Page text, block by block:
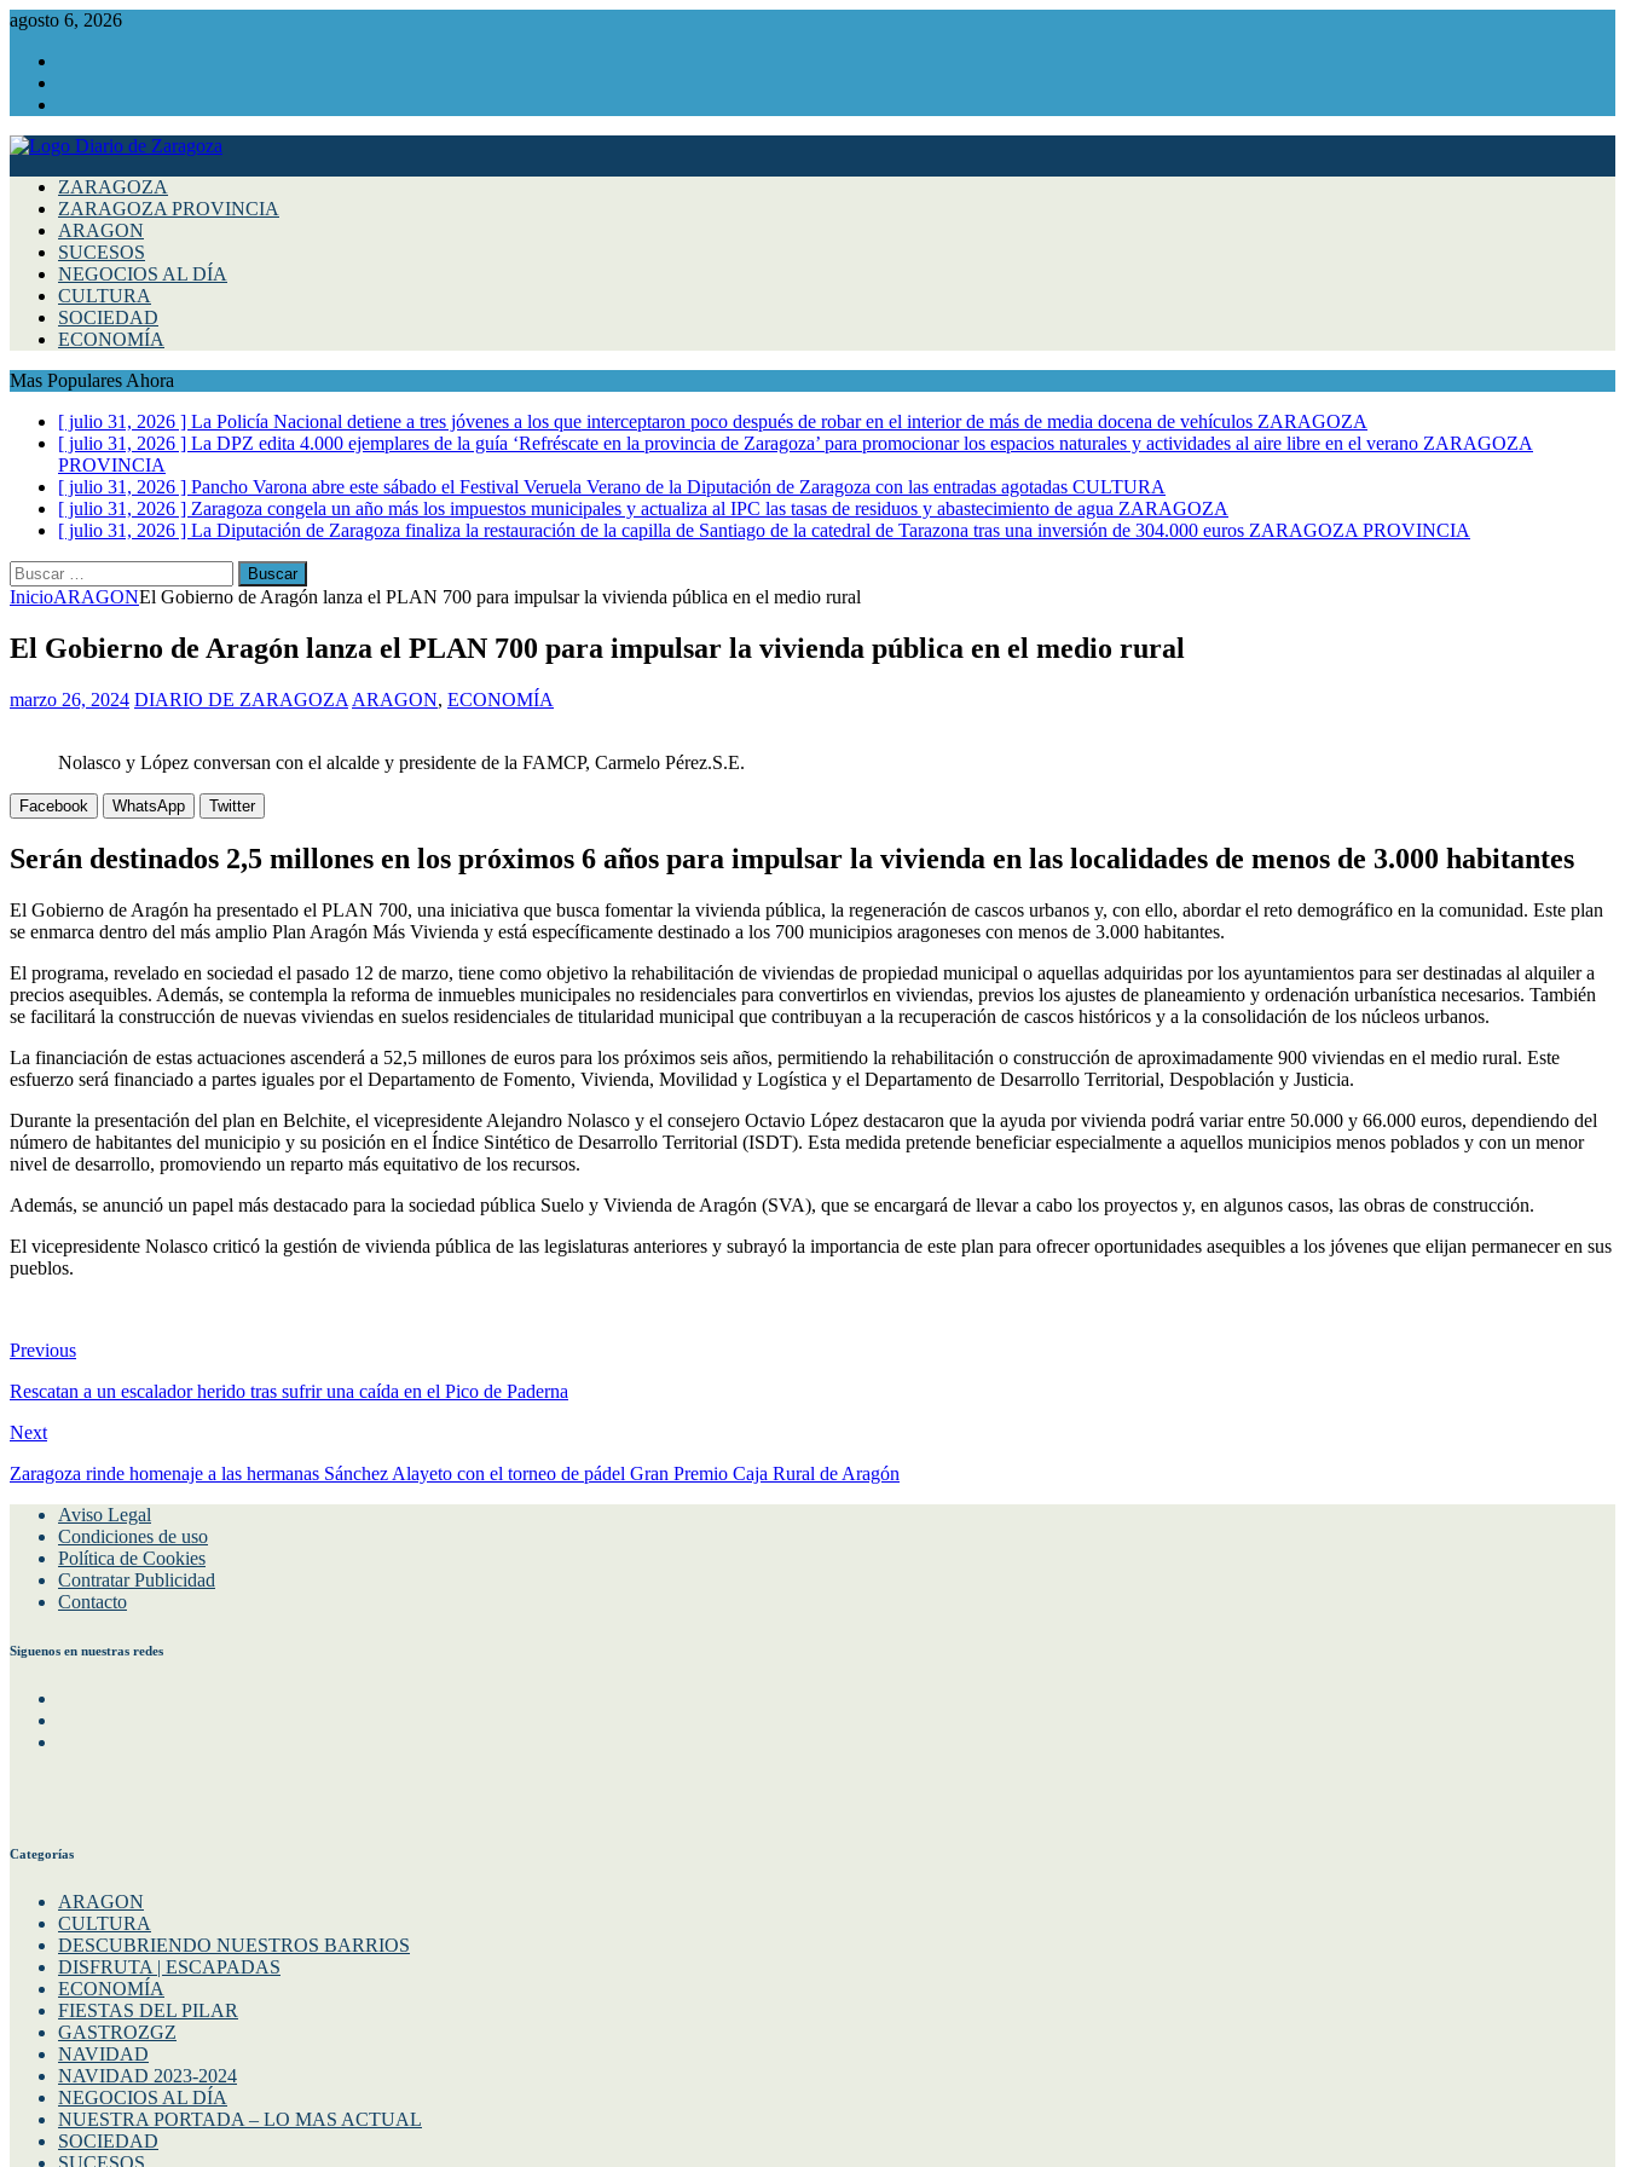
agosto 6, 2026
ZARAGOZA
ZARAGOZA PROVINCIA
ARAGON
SUCESOS
NEGOCIOS AL DÍA
CULTURA
SOCIEDAD
ECONOMÍA
Mas Populares Ahora
[ julio 31, 2026 ] La Policía Nacional detiene a tres jóvenes a los que interceptaron poco después de robar en el interior de más de media docena de vehículos ZARAGOZA
[ julio 31, 2026 ] La DPZ edita 4.000 ejemplares de la guía ‘Refréscate en la provincia de Zaragoza’ para promocionar los espacios naturales y actividades al aire libre en el verano ZARAGOZA
PROVINCIA
[ julio 31, 2026 ] Pancho Varona abre este sábado el Festival Veruela Verano de la Diputación de Zaragoza con las entradas agotadas CULTURA
[ julio 31, 2026 ] Zaragoza congela un año más los impuestos municipales y actualiza al IPC las tasas de residuos y abastecimiento de agua ZARAGOZA
[ julio 31, 2026 ] La Diputación de Zaragoza finaliza la restauración de la capilla de Santiago de la catedral de Tarazona tras una inversión de 304.000 euros ZARAGOZA PROVINCIA
Buscar:
InicioARAGONEl Gobierno de Aragón lanza el PLAN 700 para impulsar la vivienda pública en el medio rural
El Gobierno de Aragón lanza el PLAN 700 para impulsar la vivienda pública en el medio rural
marzo 26, 2024 DIARIO DE ZARAGOZA ARAGON, ECONOMÍA
Nolasco y López conversan con el alcalde y presidente de la FAMCP, Carmelo Pérez.S.E.
Facebook WhatsApp Twitter
Serán destinados 2,5 millones en los próximos 6 años para impulsar la vivienda en las localidades de menos de 3.000 habitantes
El Gobierno de Aragón ha presentado el PLAN 700, una iniciativa que busca fomentar la vivienda pública, la regeneración de cascos urbanos y, con ello, abordar el reto demográfico en la comunidad. Este plan
se enmarca dentro del más amplio Plan Aragón Más Vivienda y está específicamente destinado a los 700 municipios aragoneses con menos de 3.000 habitantes.
El programa, revelado en sociedad el pasado 12 de marzo, tiene como objetivo la rehabilitación de viviendas de propiedad municipal o aquellas adquiridas por los ayuntamientos para ser destinadas al alquiler a
precios asequibles. Además, se contempla la reforma de inmuebles municipales no residenciales para convertirlos en viviendas, previos los ajustes de planeamiento y ordenación urbanística necesarios. También
se facilitará la construcción de nuevas viviendas en suelos residenciales de titularidad municipal que contribuyan a la recuperación de cascos históricos y a la consolidación de los núcleos urbanos.
La financiación de estas actuaciones ascenderá a 52,5 millones de euros para los próximos seis años, permitiendo la rehabilitación o construcción de aproximadamente 900 viviendas en el medio rural. Este
esfuerzo será financiado a partes iguales por el Departamento de Fomento, Vivienda, Movilidad y Logística y el Departamento de Desarrollo Territorial, Despoblación y Justicia.
Durante la presentación del plan en Belchite, el vicepresidente Alejandro Nolasco y el consejero Octavio López destacaron que la ayuda por vivienda podrá variar entre 50.000 y 66.000 euros, dependiendo del
número de habitantes del municipio y su posición en el Índice Sintético de Desarrollo Territorial (ISDT). Esta medida pretende beneficiar especialmente a aquellos municipios menos poblados y con un menor
nivel de desarrollo, promoviendo un reparto más equitativo de los recursos.
Además, se anunció un papel más destacado para la sociedad pública Suelo y Vivienda de Aragón (SVA), que se encargará de llevar a cabo los proyectos y, en algunos casos, las obras de construcción.
El vicepresidente Nolasco criticó la gestión de vivienda pública de las legislaturas anteriores y subrayó la importancia de este plan para ofrecer oportunidades asequibles a los jóvenes que elijan permanecer en sus
pueblos.
Previous
Rescatan a un escalador herido tras sufrir una caída en el Pico de Paderna
Next
Zaragoza rinde homenaje a las hermanas Sánchez Alayeto con el torneo de pádel Gran Premio Caja Rural de Aragón
Aviso Legal
Condiciones de uso
Política de Cookies
Contratar Publicidad
Contacto
Siguenos en nuestras redes
Categorías
ARAGON
CULTURA
DESCUBRIENDO NUESTROS BARRIOS
DISFRUTA | ESCAPADAS
ECONOMÍA
FIESTAS DEL PILAR
GASTROZGZ
NAVIDAD
NAVIDAD 2023-2024
NEGOCIOS AL DÍA
NUESTRA PORTADA – LO MAS ACTUAL
SOCIEDAD
SUCESOS